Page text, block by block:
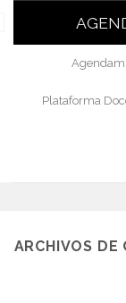
Plataforma
ARCHIVOS DE